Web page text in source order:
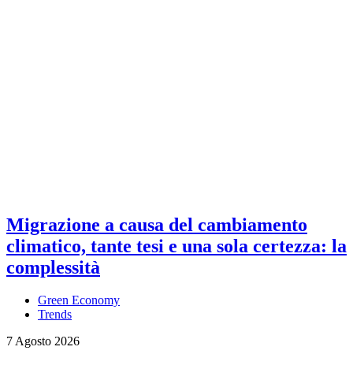
Migrazione a causa del cambiamento
climatico, tante tesi e una sola certezza: la
complessità
Green Economy
Trends
7 Agosto 2026